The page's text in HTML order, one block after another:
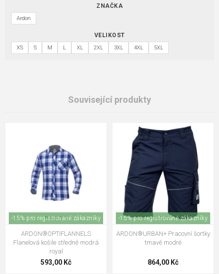
ZNAČKA
Ardon
VELIKOST
XS S M L XL 2XL 3XL 4XL 5XL
Související produkty
-15% pro registrované zákazníky
ARDON®OPTIFLANNELS
Flanelová košile středně modrá
royal
593,00 Kč
-15% pro registrované zákazníky
ARDON®URBAN+ Pracovní šortky
tmavě modré
864,00 Kč